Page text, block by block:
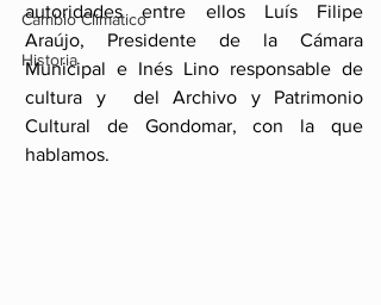
Cambio Climatico
Historia
autoridades entre ellos Luís Filipe
Araújo, Presidente de la Cámara
Municipal e Inés Lino responsable de
cultura y  del Archivo y Patrimonio
Cultural de Gondomar, con la que
hablamos.